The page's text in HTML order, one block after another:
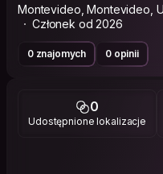
Montevideo, Montevideo,
Członek od 2026
0 znajomych 0 opinii
0
Udostępnione lokalizacje